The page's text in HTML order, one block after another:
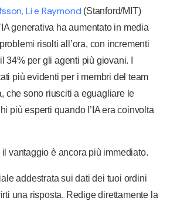
Li e Raymond (Stanford/MIT)
generativa ha aumentato in media
risolti all’ora, con incrementi
34% per gli agenti più giovani. I
più evidenti per i membri del team
che sono riusciti a eguagliare le
più esperti quando l’IA era coinvolta
vantaggio è ancora più immediato.
addestrata sui dati dei tuoi ordini
una risposta. Redige direttamente la